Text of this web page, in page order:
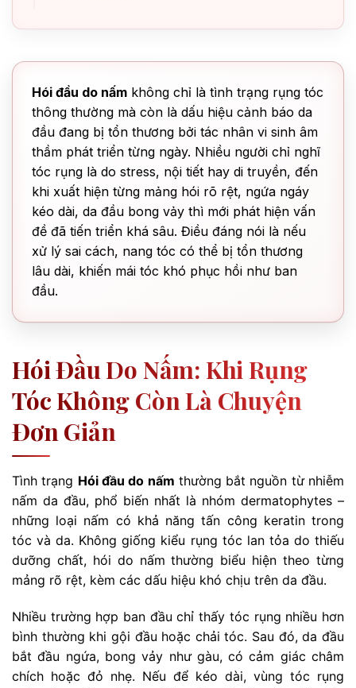
Hói đầu do nấm không chỉ là tình trạng rụng tóc
thông thường mà còn là dấu hiệu cảnh báo da
đầu đang bị tổn thương bởi tác nhân vi sinh âm
thầm phát triển từng ngày. Nhiều người chỉ nghĩ
tóc rụng là do stress, nội tiết hay di truyền, đến
khi xuất hiện từng mảng hói rõ rệt, ngứa ngáy
kéo dài, da đầu bong vảy thì mới phát hiện vấn
đề đã tiến triển khá sâu. Điều đáng nói là nếu
xử lý sai cách, nang tóc có thể bị tổn thương
lâu dài, khiến mái tóc khó phục hồi như ban
đầu.
Hói Đầu Do Nấm: Khi Rụng
Tóc Không Còn Là Chuyện
Đơn Giản
Tình trạng Hói đầu do nấm thường bắt nguồn từ nhiễm
nấm da đầu, phổ biến nhất là nhóm dermatophytes –
những loại nấm có khả năng tấn công keratin trong
tóc và da. Không giống kiểu rụng tóc lan tỏa do thiếu
dưỡng chất, hói do nấm thường biểu hiện theo từng
mảng rõ rệt, kèm các dấu hiệu khó chịu trên da đầu.
Nhiều trường hợp ban đầu chỉ thấy tóc rụng nhiều hơn
bình thường khi gội đầu hoặc chải tóc. Sau đó, da đầu
bắt đầu ngứa, bong vảy như gàu, có cảm giác châm
chích hoặc đỏ nhẹ. Nếu để kéo dài, vùng tóc rụng